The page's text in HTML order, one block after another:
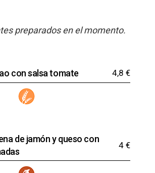
preparados en el momento.
con salsa tomate 4,8 €
de jamón y queso con
4 €